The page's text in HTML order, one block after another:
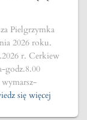
Pielgrzymka
2026 roku.
r. Cerkiew
godz.8.00
się więcej